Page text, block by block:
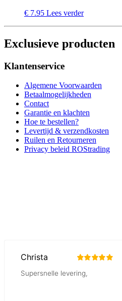
€ 7.95 Lees verder
Exclusieve producten
Klantenservice
Algemene Voorwaarden
Betaalmogelijkheden
Contact
Garantie en klachten
Hoe te bestellen?
Levertijd & verzendkosten
Ruilen en Retourneren
Privacy beleid ROStrading